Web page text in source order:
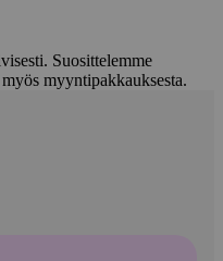
Suosittelemme
myyntipakkauksesta.